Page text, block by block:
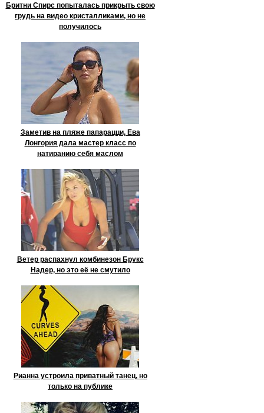
Бритни Спирс попыталась прикрыть свою
грудь на видео кристалликами, но не
получилось
Заметив на пляже папарацци, Ева
Лонгория дала мастер класс по
натиранию себя маслом
Ветер распахнул комбинезон Брукс
Надер, но это её не смутило
Рианна устроила приватный танец, но
только на публике